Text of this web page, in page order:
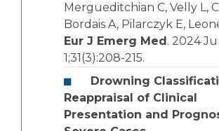
Mergueditchian C, Velly L,
Bordais A, Pilarczyk E,
Eur J Emerg Med . 2024
1;31(3):208-215.
Drowning
Reappraisal of Clinical
Presentation and